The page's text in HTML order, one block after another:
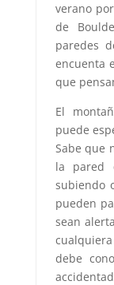
verano
de
paredes
encuenta
que
El
puede
Sabe que
la pared
subiendo
pueden
sean
debe